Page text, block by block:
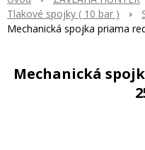
Tlakové spojky ( 10 bar )
Mechanická spojka priama
Mechanická